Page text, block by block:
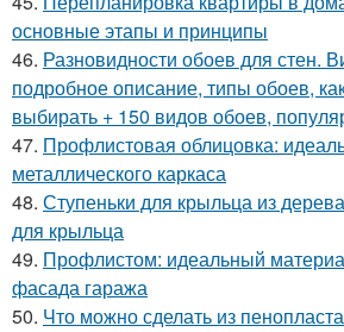
основные этапы и принципы
46. Разновидности обоев для стен.
подробное описание, типы обоев,
выбирать + 150 видов обоев,
47. Профлистовая облицовка:
металлического каркаса
48. Ступеньки для крыльца из
для крыльца
49. Профлистом: идеальный
фасада гаража
50. Что можно сделать из